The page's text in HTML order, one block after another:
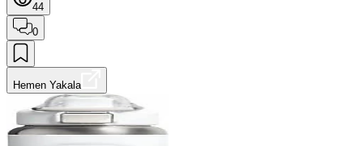
44
0
Hemen Yakala